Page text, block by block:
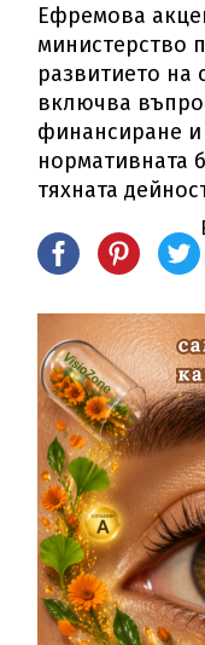
Ефремова
министерство
развитието на
включва
финансиране и
нормативната
тяхната